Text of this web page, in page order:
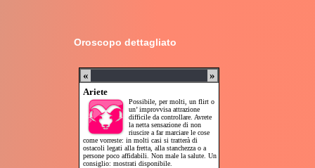
Oroscopo dettagliato